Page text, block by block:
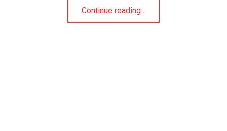
Continue reading“Si vous ne voulez pas être le dindon de la farce, préparez plutôt ma pintade aux fruits d’automne, sauce aux trois vinaigres”
…